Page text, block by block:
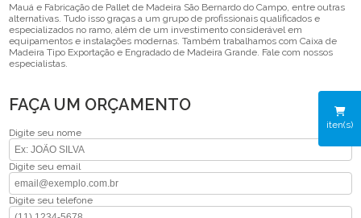
iten(s)
Mauá e Fabricação de Pallet de Madeira São Bernardo do Campo, entre outras
alternativas. Tudo isso graças a um grupo de profissionais qualificados e
especializados no ramo, além de um investimento considerável em
equipamentos e instalações modernas. Também trabalhamos com Caixa de
Madeira Tipo Exportação e Engradado de Madeira Grande. Fale com nossos
especialistas.
FAÇA UM ORÇAMENTO
Digite seu nome
Digite seu email
Digite seu telefone